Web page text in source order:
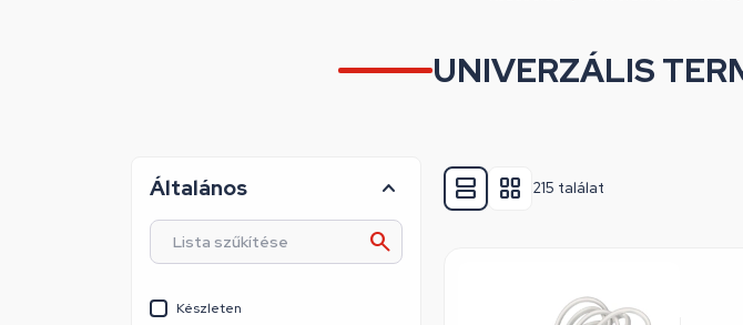
UNIVERZÁLIS
215 találat
Általános
Készleten